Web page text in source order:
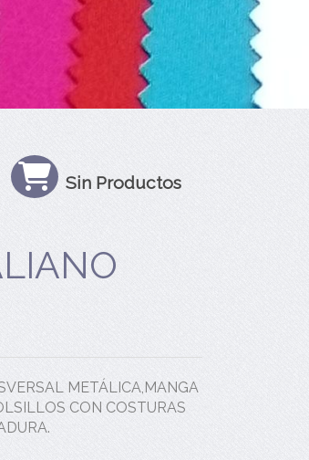
Sin Productos
METÁLICA,MANGA
CON COSTURAS